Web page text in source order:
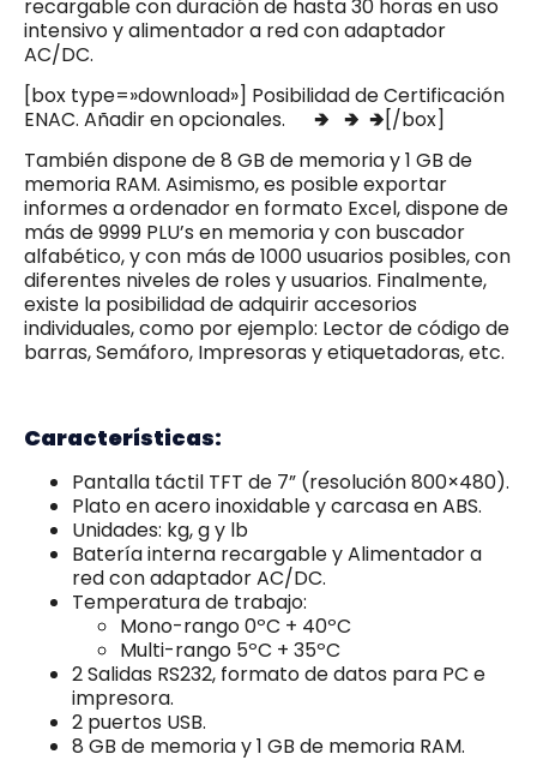
recargable con duración de hasta 30 horas en uso
intensivo y alimentador a red con adaptador
AC/DC.
[box type=»download»] Posibilidad de Certificación
ENAC. Añadir en opcionales. 🢂 🢂 🢂[/box]
También dispone de 8 GB de memoria y 1 GB de
memoria RAM. Asimismo, es posible exportar
informes a ordenador en formato Excel, dispone de
más de 9999 PLU’s en memoria y con buscador
alfabético, y con más de 1000 usuarios posibles, con
diferentes niveles de roles y usuarios. Finalmente,
existe la posibilidad de adquirir accesorios
individuales, como por ejemplo: Lector de código de
barras, Semáforo, Impresoras y etiquetadoras, etc.
Características:
Pantalla táctil TFT de 7” (resolución 800×480).
Plato en acero inoxidable y carcasa en ABS.
Unidades: kg, g y lb
Batería interna recargable y Alimentador a
red con adaptador AC/DC.
Temperatura de trabajo:
Mono-rango 0ºC + 40ºC
Multi-rango 5ºC + 35ºC
2 Salidas RS232, formato de datos para PC e
impresora.
2 puertos USB.
8 GB de memoria y 1 GB de memoria RAM.